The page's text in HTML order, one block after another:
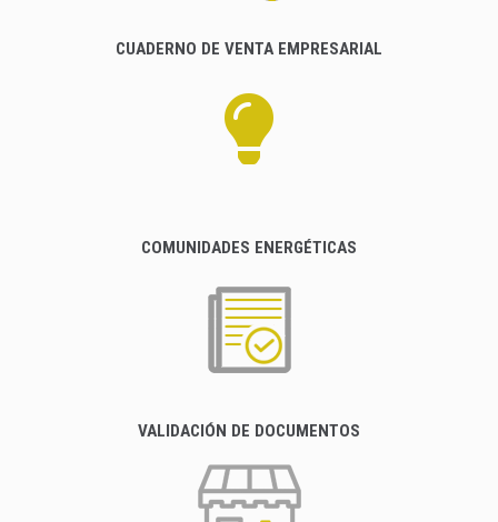
CUADERNO DE VENTA EMPRESARIAL
COMUNIDADES ENERGÉTICAS
VALIDACIÓN DE DOCUMENTOS